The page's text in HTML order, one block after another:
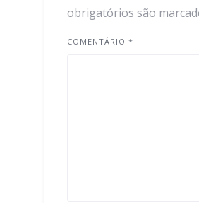
obrigatórios são
COMENTÁRIO *